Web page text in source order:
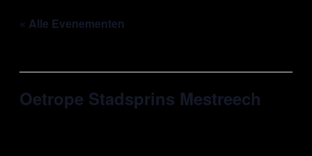
« Alle Evenementen
Oetrope Stadsprins Mestreech